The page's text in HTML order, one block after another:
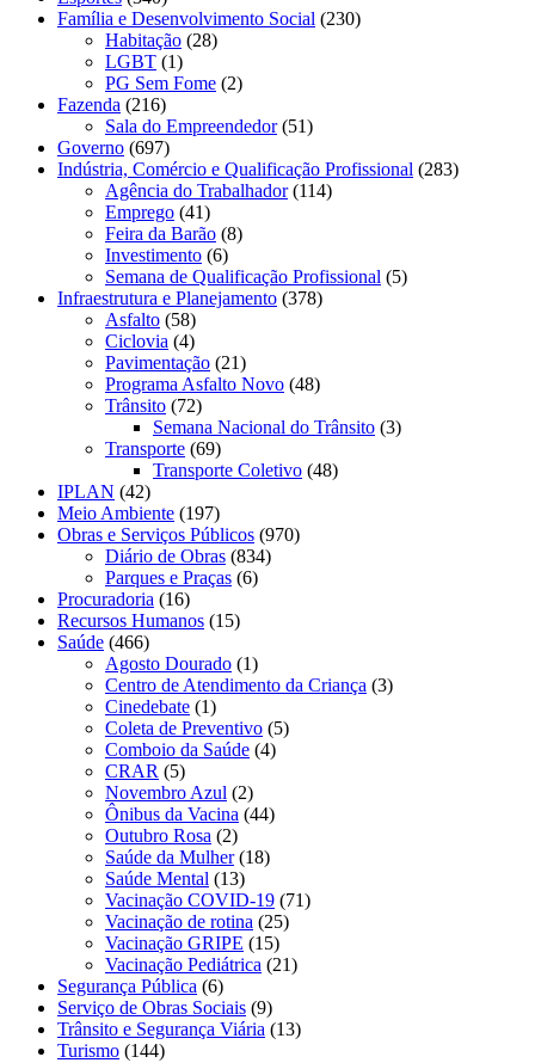
Família e Desenvolvimento Social (230)
Habitação (28)
LGBT (1)
PG Sem Fome (2)
Fazenda (216)
Sala do Empreendedor(51)
Governo (697)
Indústria, Comércio e Qualificação Profissional (283)
Agência do Trabalhador(114)
Emprego (41)
Feira da Barão (8)
Investimento (6)
Semana de Qualificação Profissional (5)
Infraestrutura e Planejamento (378)
Asfalto (58)
Ciclovia (4)
Pavimentação (21)
Programa Asfalto Novo (48)
Trânsito (72)
Semana Nacional do Trânsito (3)
Transporte (69)
Transporte Coletivo (48)
IPLAN (42)
Meio Ambiente (197)
Obras e Serviços Públicos (970)
Diário de Obras (834)
Parques e Praças (6)
Procuradoria (16)
Recursos Humanos (15)
Saúde (466)
Agosto Dourado (1)
Centro de Atendimento da Criança (3)
Cinedebate (1)
Coleta de Preventivo (5)
Comboio da Saúde (4)
CRAR (5)
Novembro Azul (2)
Ônibus da Vacina (44)
Outubro Rosa (2)
Saúde da Mulher(18)
Saúde Mental (13)
Vacinação COVID-19 (71)
Vacinação de rotina (25)
Vacinação GRIPE (15)
Vacinação Pediátrica (21)
Segurança Pública (6)
Serviço de Obras Sociais (9)
Trânsito e Segurança Viária (13)
Turismo (144)